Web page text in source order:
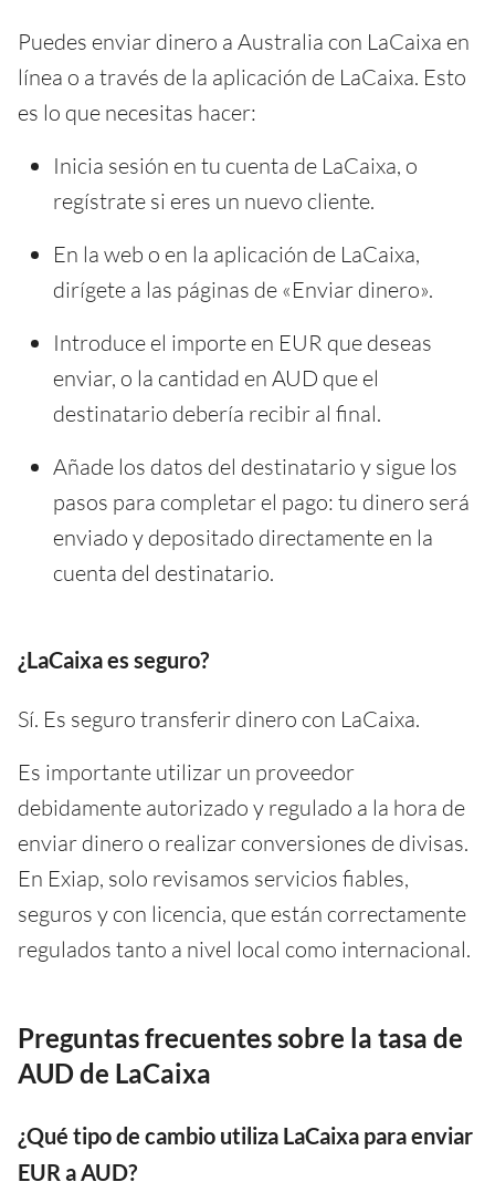
Puedes enviar dinero a Australia con LaCaixa en
línea o a través de la aplicación de LaCaixa. Esto
es lo que necesitas hacer:
Inicia sesión en tu cuenta de LaCaixa, o
regístrate si eres un nuevo cliente.
En la web o en la aplicación de LaCaixa,
dirígete a las páginas de «Enviar dinero».
Introduce el importe en EUR que deseas
enviar, o la cantidad en AUD que el
destinatario debería recibir al final.
Añade los datos del destinatario y sigue los
pasos para completar el pago: tu dinero será
enviado y depositado directamente en la
cuenta del destinatario.
¿LaCaixa es seguro?
Sí. Es seguro transferir dinero con LaCaixa.
Es importante utilizar un proveedor
debidamente autorizado y regulado a la hora de
enviar dinero o realizar conversiones de divisas.
En Exiap, solo revisamos servicios fiables,
seguros y con licencia, que están correctamente
regulados tanto a nivel local como internacional.
Preguntas frecuentes sobre la tasa de
AUD de LaCaixa
¿Qué tipo de cambio utiliza LaCaixa para enviar
EUR a AUD?